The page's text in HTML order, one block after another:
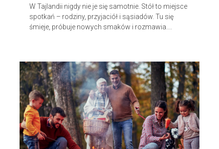
W Tajlandii nigdy nie je się samotnie. Stół to miejsce
spotkań – rodziny, przyjaciół i sąsiadów. Tu się
śmieje, próbuje nowych smaków i rozmawia....